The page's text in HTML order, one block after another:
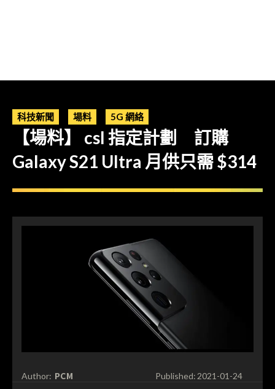
科技新聞 場料 5G 網絡
【場料】 csl 指定計劃 訂購
Galaxy S21 Ultra 月供只需 $314
Author: PCM Published: 2021-01-24